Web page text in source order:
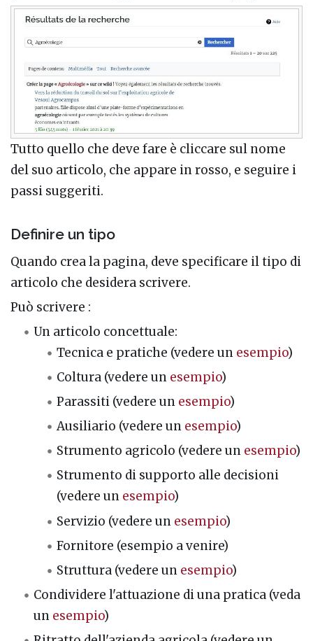
Tutto quello che deve fare è cliccare sul nome
del suo articolo, che appare in rosso, e seguire i
passi suggeriti.
Definire un tipo
Quando crea la pagina, deve specificare il tipo di
articolo che desidera scrivere.
Può scrivere :
Un articolo concettuale:
Tecnica e pratiche (vedere un esempio)
Coltura (vedere un esempio)
Parassiti (vedere un esempio)
Ausiliario (vedere un esempio)
Strumento agricolo (vedere un esempio)
Strumento di supporto alle decisioni
(vedere un esempio)
Servizio (vedere un esempio)
Fornitore (esempio a venire)
Struttura (vedere un esempio)
Condividere l'attuazione di una pratica (veda
un esempio)